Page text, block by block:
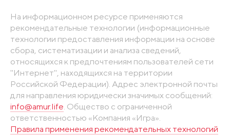
На информационном ресурсе применяются
рекомендательные технологии (информационные
технологии предоставления информации на основе
сбора, систематизации и анализа сведений,
относящихся к предпочтениям пользователей сети
"Интернет", находящихся на территории
Российской Федерации). Адрес электронной почты
для направления юридически значимых сообщений:
info@amur.life. Общество с ограниченной
ответственностью «Компания «Игра».
Правила применения рекомендательных технологий